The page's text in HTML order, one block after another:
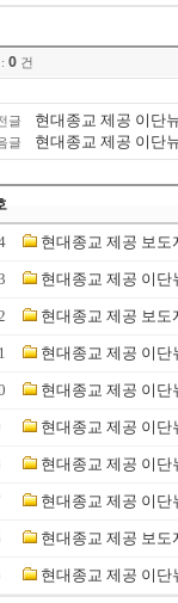
0 건
글 현대종교 제공 이단
글 현대종교 제공 이단
현대종교 제공 보도
현대종교 제공 이단
현대종교 제공 보도
현대종교 제공 이단
현대종교 제공 이단
현대종교 제공 이단
현대종교 제공 이단
현대종교 제공 이단
현대종교 제공 보도
현대종교 제공 이단